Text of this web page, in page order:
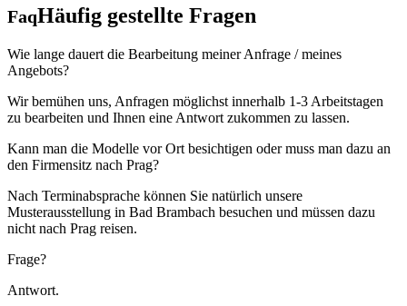
FaqHäufig gestellte Fragen
Wie lange dauert die Bearbeitung meiner Anfrage / meines
Angebots?
Wir bemühen uns, Anfragen möglichst innerhalb 1-3 Arbeitstagen
zu bearbeiten und Ihnen eine Antwort zukommen zu lassen.
Kann man die Modelle vor Ort besichtigen oder muss man dazu an
den Firmensitz nach Prag?
Nach Terminabsprache können Sie natürlich unsere
Musterausstellung in Bad Brambach besuchen und müssen dazu
nicht nach Prag reisen.
Frage?
Antwort.